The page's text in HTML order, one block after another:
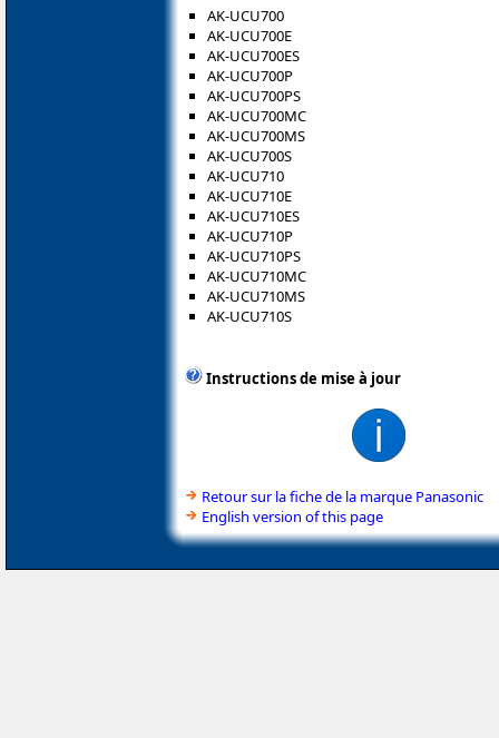
AK-UCU700
AK-UCU700E
AK-UCU700ES
AK-UCU700P
AK-UCU700PS
AK-UCU700MC
AK-UCU700MS
AK-UCU700S
AK-UCU710
AK-UCU710E
AK-UCU710ES
AK-UCU710P
AK-UCU710PS
AK-UCU710MC
AK-UCU710MS
AK-UCU710S
Instructions de mise à jour
Retour sur la fiche de la marque Panasonic
English version of this page